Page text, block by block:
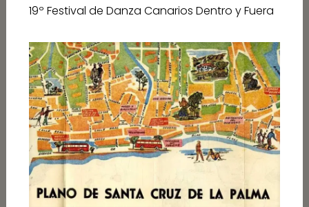
19º Festival de Danza Canarios Dentro y Fuera